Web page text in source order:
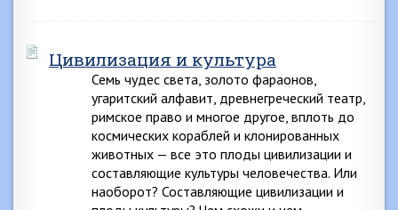
Цивилизация и культура
Семь чудес света, золото фараонов,
угаритский алфавит, древнегреческий театр,
римское право и многое другое, вплоть до
космических кораблей и клонированных
животных — все это плоды цивилизации и
составляющие культуры человечества. Или
наоборот? Составляющие цивилизации и